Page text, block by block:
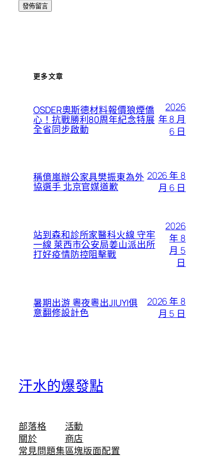
更多文章
OSDER奧斯德材料報價狼煙僑
心！抗戰勝利80周年紀念特展
全省同步啟動
2026
年 8 月
6 日
稱億嵐辦公家具樊振東為外
協選手 北京官媒道歉
2026 年 8
月 6 日
站到森和診所家醫科火線 守牢
一線 萊西市公安局姜山派出所
打好疫情防控阻擊戰
2026
年 8
月 5
日
暑期出游 粵夜粵出JIUYI俱
意翻修設計色
2026 年 8
月 5 日
汗水的爆發點
部落格
關於
常見問題集
活動
商店
區塊版面配置